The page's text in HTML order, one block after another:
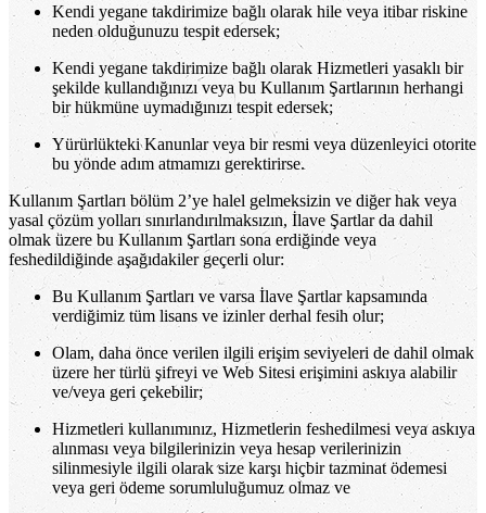
Kendi yegane takdirimize bağlı olarak hile veya itibar riskine
neden olduğunuzu tespit edersek;
Kendi yegane takdirimize bağlı olarak Hizmetleri yasaklı bir
şekilde kullandığınızı veya bu Kullanım Şartlarının herhangi
bir hükmüne uymadığınızı tespit edersek;
Yürürlükteki Kanunlar veya bir resmi veya düzenleyici otorite
bu yönde adım atmamızı gerektirirse.
Kullanım Şartları bölüm 2’ye halel gelmeksizin ve diğer hak veya
yasal çözüm yolları sınırlandırılmaksızın, İlave Şartlar da dahil
olmak üzere bu Kullanım Şartları sona erdiğinde veya
feshedildiğinde aşağıdakiler geçerli olur:
Bu Kullanım Şartları ve varsa İlave Şartlar kapsamında
verdiğimiz tüm lisans ve izinler derhal fesih olur;
Olam, daha önce verilen ilgili erişim seviyeleri de dahil olmak
üzere her türlü şifreyi ve Web Sitesi erişimini askıya alabilir
ve/veya geri çekebilir;
Hizmetleri kullanımınız, Hizmetlerin feshedilmesi veya askıya
alınması veya bilgilerinizin veya hesap verilerinizin
silinmesiyle ilgili olarak size karşı hiçbir tazminat ödemesi
veya geri ödeme sorumluluğumuz olmaz ve